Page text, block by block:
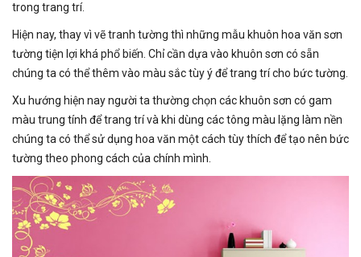
trong trang trí.
Hiện nay, thay vì vẽ tranh tường thì những mẫu khuôn hoa văn sơn
tường tiện lợi khá phổ biến. Chỉ cần dựa vào khuôn sơn có sẵn
chúng ta có thể thêm vào màu sắc tùy ý để trang trí cho bức tường.
Xu hướng hiện nay người ta thường chọn các khuôn sơn có gam
màu trung tính để trang trí và khi dùng các tông màu lặng làm nền
chúng ta có thể sử dụng hoa văn một cách tùy thích để tạo nên bức
tường theo phong cách của chính mình.